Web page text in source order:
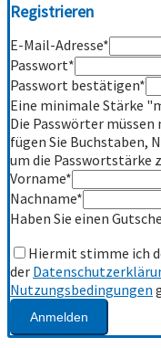
Registrieren
E-Mail-Adresse*
Passwort*
Passwort bestätigen*
Eine minimale Stärke
Die Passwörter
fügen Sie Buchstaben,
um die Passwortstärke
Vorname*
Nachname*
Haben Sie einen
Hiermit stimme ich
der
Nutzungsbedingungen
Anmelden